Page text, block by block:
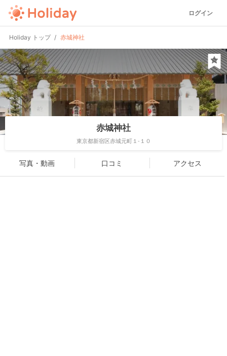
ログイン
Holiday トップ 赤城神社
赤城神社
東京都新宿区赤城元町１-１０
写真・動画 口コミ アクセス